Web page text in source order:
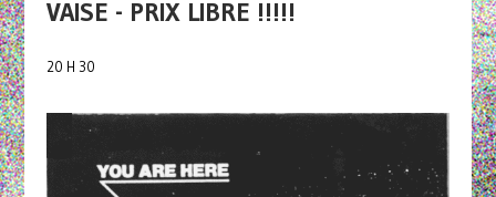
VAISE - PRIX LIBRE !!!!!
20 H 30